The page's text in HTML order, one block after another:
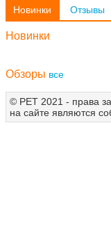
Новинки Отзывы
Новинки
Обзоры все
© РЕТ 2021 - права
на сайте являются